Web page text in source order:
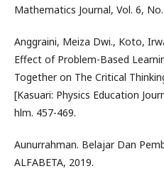
Mathematics Journal, Vol. 6,
Anggraini, Meiza Dwi., Koto,
Effect of Problem-Based
Together on The Critical
[Kasuari: Physics Education
hlm. 457-469.
Aunurrahman. Belajar Dan
ALFABETA, 2019.